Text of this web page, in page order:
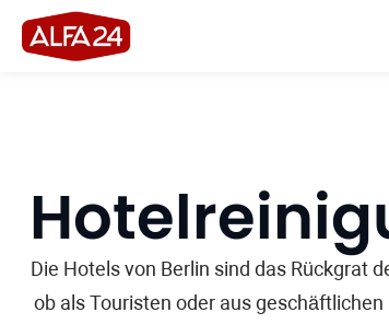
Die Hotels von Berlin sind das Rückgrat
ob als Touristen oder aus